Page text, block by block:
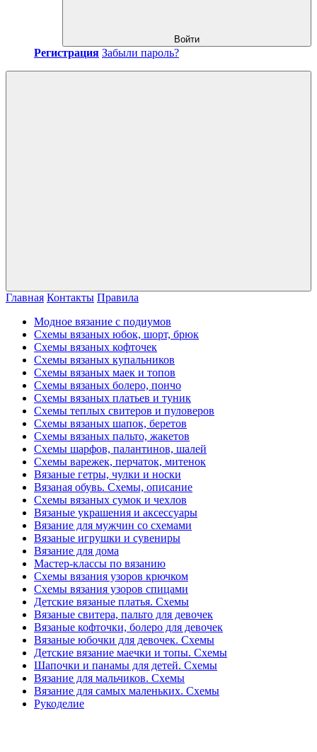
Войти
Регистрация Забыли пароль?
Главная Контакты Правила
Модное вязание с подиумов
Схемы вязаных юбок, шорт, брюк
Схемы вязаных кофточек
Схемы вязаных купальников
Схемы вязаных маек и топов
Схемы вязаных болеро, пончо
Схемы вязаных платьев и туник
Схемы теплых свитеров и пуловеров
Схемы вязаных шапок, беретов
Схемы вязаных пальто, жакетов
Схемы шарфов, палантинов, шалей
Схемы варежек, перчаток, митенок
Вязаные гетры, чулки и носки
Вязаная обувь. Схемы, описание
Схемы вязаных сумок и чехлов
Вязаные украшения и аксессуары
Вязание для мужчин со схемами
Вязаные игрушки и сувениры
Вязание для дома
Мастер-классы по вязанию
Схемы вязания узоров крючком
Схемы вязания узоров спицами
Детские вязаные платья. Схемы
Вязаные свитера, пальто для девочек
Вязаные кофточки, болеро для девочек
Вязаные юбочки для девочек. Схемы
Детские вязание маечки и топы. Схемы
Шапочки и панамы для детей. Схемы
Вязание для мальчиков. Схемы
Вязание для самых маленьких. Схемы
Рукоделие